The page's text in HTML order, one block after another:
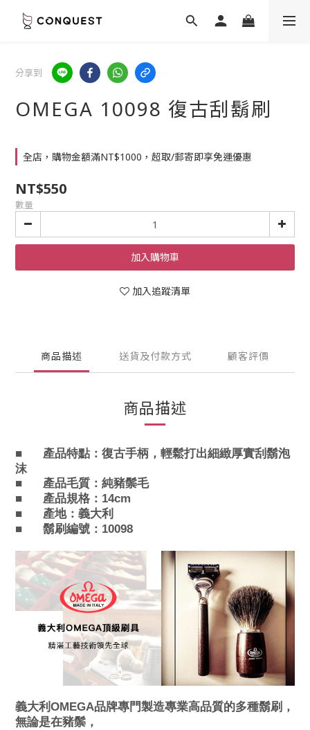
分享到
OMEGA 10098 復古刮鬍刷
全店，購物金額滿NT$1000，超取/郵寄即享免運優惠
NT$550
數量
加入購物車
加入追蹤清單
商品描述 送貨及付款方式 顧客評價
商品描述
■ 產品特點： 復古手柄，輕鬆打出細緻厚實刮鬍泡
沫
■ 產品毛質： 純豬鬃毛
■ 產品規格：14cm
■ 產地：義大利
■ 鬍刷編號：10098
義大利OMEGA品牌專門製造專業高品質的多種鬍刷，
無論是在豬鬃，